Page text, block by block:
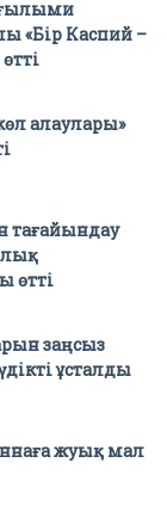
ғылыми
«Бір Каспий –
алаулары»
тағайындау
өтті
заңсыз
ұсталды
жуық мал